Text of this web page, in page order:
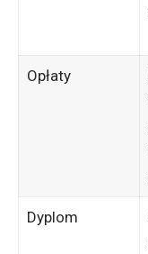
Opłaty
Dyplom